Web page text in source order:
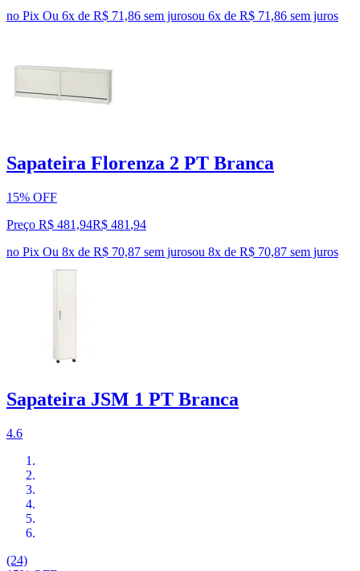
no Pix Ou 6x de R$ 71,86 sem jurosou 6x de R$ 71,86 sem juros
Sapateira Florenza 2 PT Branca
15% OFF
Preço R$ 481,94R$ 481 ,94
no Pix Ou 8x de R$ 70,87 sem jurosou 8x de R$ 70,87 sem juros
Sapateira JSM 1 PT Branca
4.6
(24)